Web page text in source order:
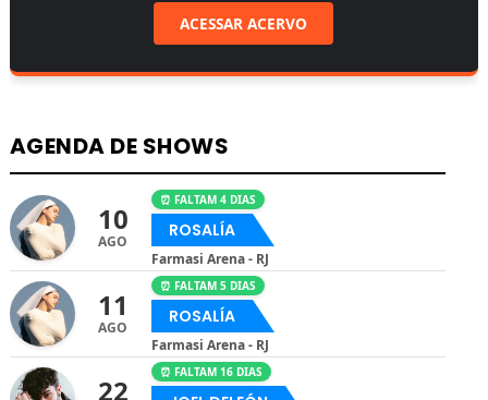
ACESSAR ACERVO
AGENDA DE SHOWS
10
AGO
⏰ FALTAM 4 DIAS
ROSALÍA
Farmasi Arena - RJ
11
AGO
⏰ FALTAM 5 DIAS
ROSALÍA
Farmasi Arena - RJ
22
⏰ FALTAM 16 DIAS